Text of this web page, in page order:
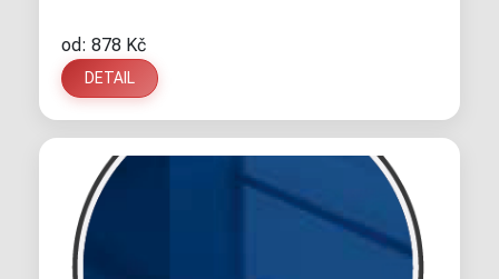
od: 878 Kč
DETAIL